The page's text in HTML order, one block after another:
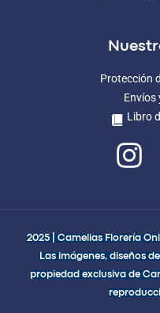
Protección
Envíos
Libro
2025 | Camelias Florería
Las imágenes, diseños
propiedad exclusiva de